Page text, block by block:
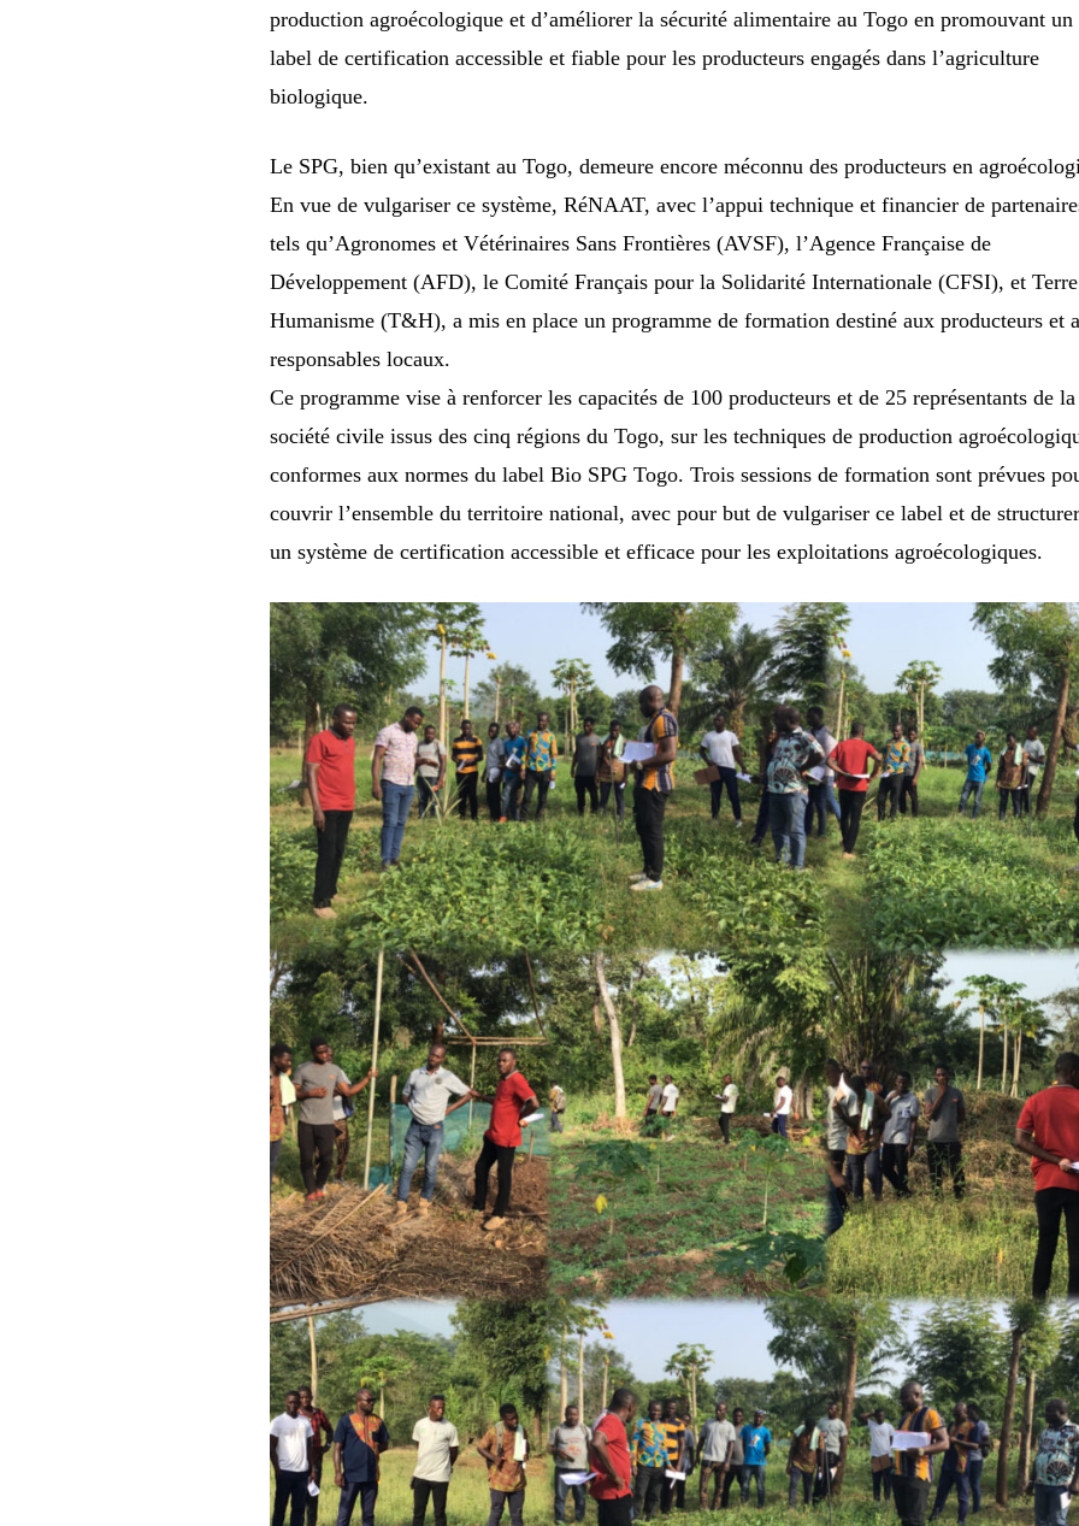
production agroécologique et d’améliorer la sécurité alimentaire au Togo en promouvant un
label de certification accessible et fiable pour les producteurs engagés dans l’agriculture
biologique.
Le SPG, bien qu’existant au Togo, demeure encore méconnu des producteurs en
En vue de vulgariser ce système, RéNAAT, avec l’appui technique et financier de
tels qu’Agronomes et Vétérinaires Sans Frontières (AVSF), l’Agence Française de
Développement (AFD), le Comité Français pour la Solidarité Internationale (CFSI), et
Humanisme (T&H), a mis en place un programme de formation destiné aux producteurs et
responsables locaux.
Ce programme vise à renforcer les capacités de 100 producteurs et de 25 représentants de la
société civile issus des cinq régions du Togo, sur les techniques de production
conformes aux normes du label Bio SPG Togo. Trois sessions de formation sont prévues
couvrir l’ensemble du territoire national, avec pour but de vulgariser ce label et de
un système de certification accessible et efficace pour les exploitations agroécologiques.